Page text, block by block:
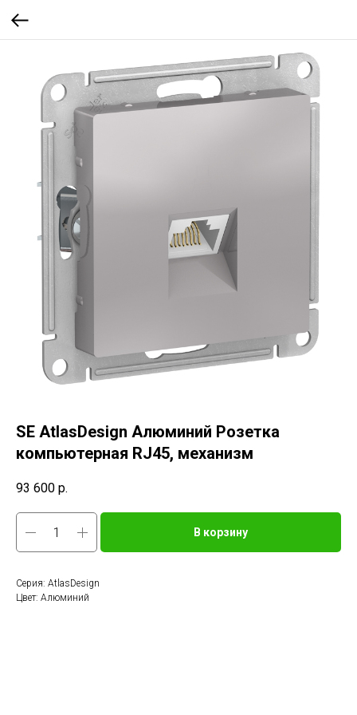
SE AtlasDesign Алюминий Розетка
компьютерная RJ45, механизм
93 600 р.
В корзину
Серия: AtlasDesign
Цвет: Алюминий